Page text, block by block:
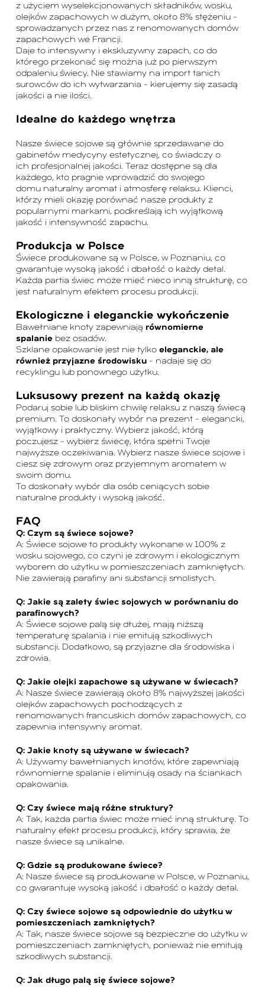
z użyciem wyselekcjonowanych składników, wosku,
olejków zapachowych w dużym, około 8% stężeniu –
sprowadzanych przez nas z renomowanych domów
zapachowych we Francji.
Daje to intensywny i ekskluzywny zapach, co do
którego przekonać się można już po pierwszym
odpaleniu świecy. Nie stawiamy na import tanich
surowców do ich wytwarzania – kierujemy się zasadą
jakości a nie ilości.
Idealne do każdego wnętrza
Nasze świece sojowe są głównie sprzedawane do
gabinetów medycyny estetycznej, co świadczy o
ich profesjonalnej jakości. Teraz dostępne są dla
każdego, kto pragnie wprowadzić do swojego
domu naturalny aromat i atmosferę relaksu. Klienci,
którzy mieli okazję porównać nasze produkty z
popularnymi markami, podkreślają ich wyjątkową
jakość i intensywność zapachu.
Produkcja w Polsce
Świece produkowane są w Polsce, w Poznaniu, co
gwarantuje wysoką jakość i dbałość o każdy detal.
Każda partia świec może mieć nieco inną strukturę, co
jest naturalnym efektem procesu produkcji.
Ekologiczne i eleganckie wykończenie
Bawełniane knoty zapewniają równomierne
spalaniebez osadów.
Szklane opakowanie jest nie tylko eleganckie, ale
również przyjazne środowisku– nadaje się do
recyklingu lub ponownego użytku.
Luksusowy prezent na każdą okazję
Podaruj sobie lub bliskim chwilę relaksu z naszą świecą
premium. To doskonały wybór na prezent – elegancki,
wyjątkowy i praktyczny. Wybierz jakość, którą
poczujesz – wybierz świecę, która spełni Twoje
najwyższe oczekiwania. Wybierz nasze świece sojowe i
ciesz się zdrowym oraz przyjemnym aromatem w
swoim domu.
To doskonały wybór dla osób ceniących sobie
naturalne produkty i wysoką jakość.
FAQ
Q: Czym są świece sojowe?
A: Świece sojowe to produkty wykonane w 100% z
wosku sojowego, co czyni je zdrowym i ekologicznym
wyborem do użytku w pomieszczeniach zamkniętych.
Nie zawierają parafiny ani substancji smolistych.
Q: Jakie są zalety świec sojowych w porównaniu do
parafinowych?
A: Świece sojowe palą się dłużej, mają niższą
temperaturę spalania i nie emitują szkodliwych
substancji. Dodatkowo, są przyjazne dla środowiska i
zdrowia.
Q: Jakie olejki zapachowe są używane w świecach?
A: Nasze świece zawierają około 8% najwyższej jakości
olejków zapachowych pochodzących z
renomowanych francuskich domów zapachowych, co
zapewnia intensywny aromat.
Q: Jakie knoty są używane w świecach?
A: Używamy bawełnianych knotów, które zapewniają
równomierne spalanie i eliminują osady na ściankach
opakowania.
Q: Czy świece mają różne struktury?
A: Tak, każda partia świec może mieć inną strukturę. To
naturalny efekt procesu produkcji, który sprawia, że
nasze świece są unikalne.
Q: Gdzie są produkowane świece?
A: Nasze świece są produkowane w Polsce, w Poznaniu,
co gwarantuje wysoką jakość i dbałość o każdy detal.
Q: Czy świece sojowe są odpowiednie do użytku w
pomieszczeniach zamkniętych?
A: Tak, nasze świece sojowe są bezpieczne do użytku w
pomieszczeniach zamkniętych, ponieważ nie emitują
szkodliwych substancji.
Q: Jak długo palą się świece sojowe?